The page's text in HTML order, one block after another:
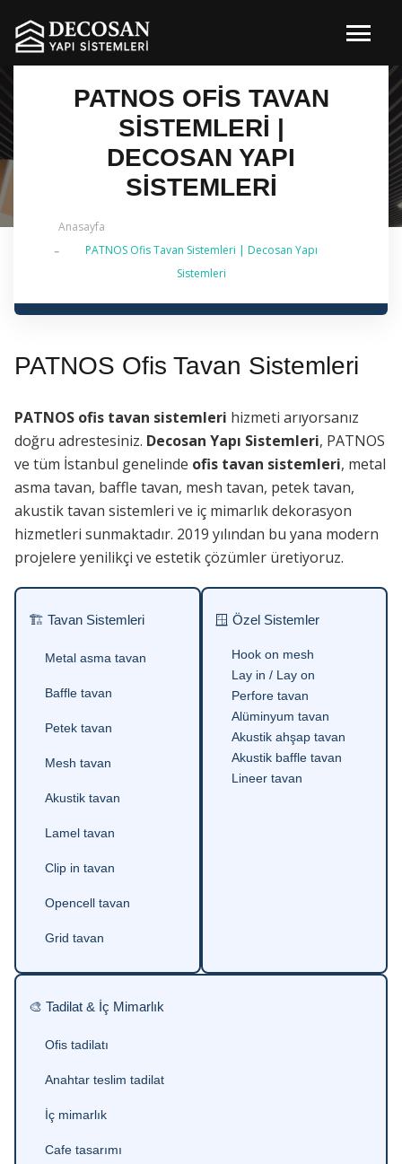
PATNOS OFIS TAVAN
SISTEMLERI |
DECOSAN YAPI
SISTEMLERI
Anasayfa
PATNOS Ofis Tavan Sistemleri | Decosan Yapı
Sistemleri
✔ 2026 Güncel — İstanbul Genelinde Metal Asma
PATNOS Ofis Tavan Sistemleri
PATNOS ofis tavan sistemleri hizmeti arıyorsanız
doğru adrestesiniz. Decosan Yapı Sistemleri, PATNOS
ve tüm İstanbul genelinde ofis tavan sistemleri, metal
asma tavan, baffle tavan, mesh tavan, petek tavan,
akustik tavan sistemleri ve iç mimarlık dekorasyon
hizmetleri sunmaktadır. 2019 yılından bu yana modern
projelere yenilikçi ve estetik çözümler üretiyoruz.
🏗 Tavan Sistemleri
Metal asma tavan
Baffle tavan
Petek tavan
Mesh tavan
Akustik tavan
Lamel tavan
Clip in tavan
Opencell tavan
Grid tavan
🪟 Özel Sistemler
Hook on mesh
Lay in / Lay on
Perfore tavan
Alüminyum tavan
Akustik ahşap tavan
Akustik baffle tavan
Lineer tavan
🎨 Tadilat & İç Mimarlık
Ofis tadilatı
Anahtar teslim tadilat
İç mimarlık
Cafe tasarımı